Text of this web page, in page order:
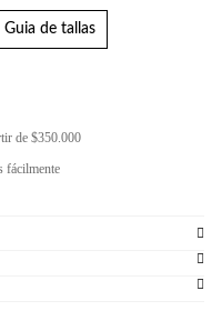
Guia de tallas
de $350.000
fácilmente